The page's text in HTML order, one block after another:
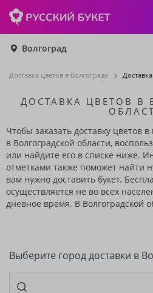
Волгоград
Доставка цветов в Волгограде
ДОСТАВКА ЦВЕТОВ В
Чтобы заказать доставку цветов
в Волгоградской области,
или найдите его в списке ниже.
отметками также поможет найти
вам нужно доставить букет.
осуществляется не во всех
дневное время. В Волгоградской
Выберите город доставки в